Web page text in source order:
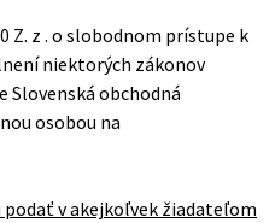
Z. z . o slobodnom prístupe k
niektorých zákonov
Slovenská obchodná
osobou na
v akejkoľvek žiadateľom